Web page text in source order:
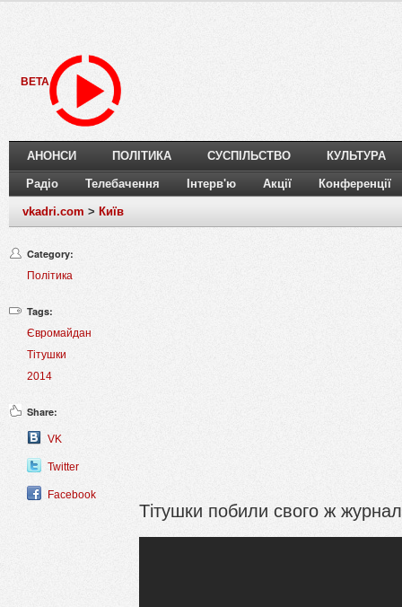
BETA
АНОНСИ ПОЛІТИКА СУСПІЛЬСТВО КУЛЬТУРА
Радіо Телебачення Інтерв'ю Акції Конференції
vkadri.com > Київ
Category:
Політика
Tags:
Євромайдан
Тітушки
2014
Share:
VK
Twitter
Facebook
Тітушки побили свого ж